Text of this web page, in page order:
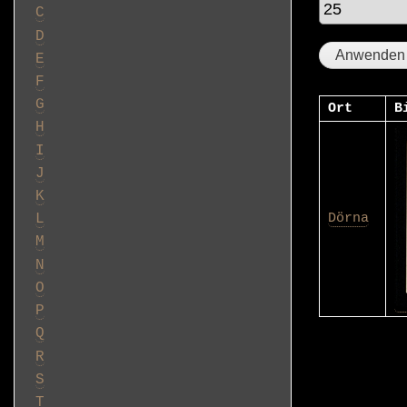
Ort
Dörna
C
D
E
F
G
H
I
J
K
L
M
N
O
P
Q
R
S
T